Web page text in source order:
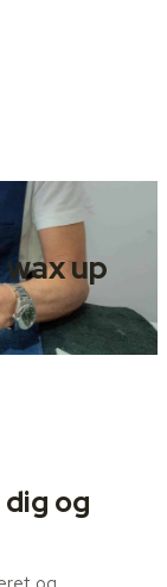
up
og